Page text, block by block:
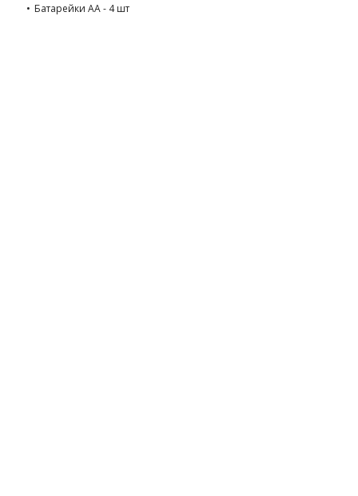
Батарейки AA - 4 шт